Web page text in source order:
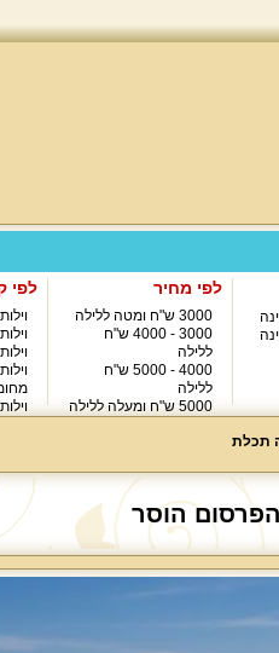
לפי מחיר
3000 ש"ח ומטה ללילה
3000 - 4000 ש"ח
ללילה
4000 - 5000 ש"ח
ללילה
5000 ש"ח ומעלה ללילה
לפי
תכלת
הפרסום הוסר